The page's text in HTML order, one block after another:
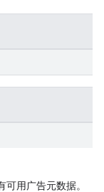
可用广告元数据。